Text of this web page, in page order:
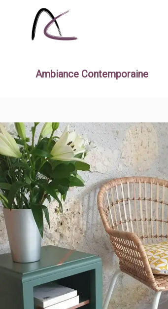
Ambiance Contemporaine
BOUT DE CANAPE VINTAGE
Contemporain